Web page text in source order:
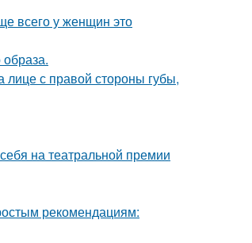
всего у женщин это
лице с правой стороны губы,
на театральной премии
рекомендациям: